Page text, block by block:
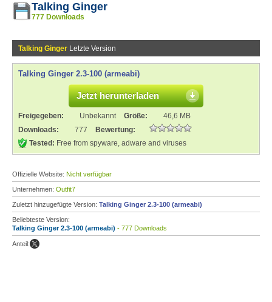
Talking Ginger
777 Downloads
Talking Ginger Letzte Version
Talking Ginger 2.3-100 (armeabi)
Jetzt herunterladen
Freigegeben: Unbekannt Größe:
46,6 MB
Downloads:
777
Bewertung:
Tested: Free from spyware, adware and viruses
Offizielle Website: Nicht verfügbar
Unternehmen: Outfit7
Zuletzt hinzugefügte Version: Talking Ginger 2.3-100 (armeabi)
Beliebteste Version:
Talking Ginger 2.3-100 (armeabi) - 777 Downloads
Anteil: